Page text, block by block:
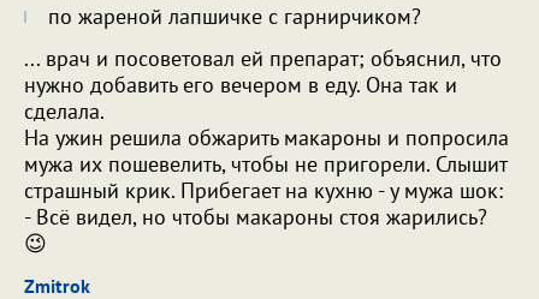
по жареной лапшичке с гарнирчиком?
... врач и посоветовал ей препарат; объяснил, что
нужно добавить его вечером в еду. Она так и
сделала.
На ужин решила обжарить макароны и попросила
мужа их пошевелить, чтобы не пригорели. Слышит
страшный крик. Прибегает на кухню - у мужа шок:
- Всё видел, но чтобы макароны стоя жарились?
😉
Zmitrok